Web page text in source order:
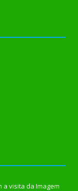
a visita da Imagem